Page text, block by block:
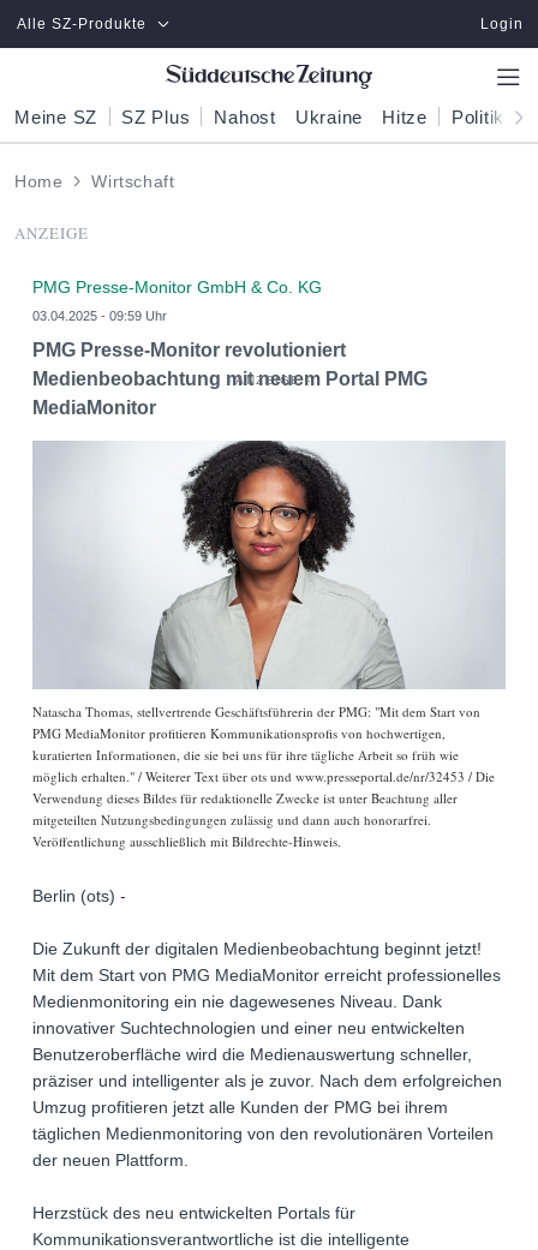
Zum Hauptinhalt springen
Alle SZ-Produkte Login
Meine SZ SZ Plus Nahost Ukraine Hitze Politik
Home Wirtschaft
ANZEIGE
PMG Presse-Monitor GmbH & Co. KG
03.04.2025 - 09:59 Uhr
PMG Presse-Monitor revolutioniert
Medienbeobachtung mit neuem Portal PMG
MediaMonitor
Natascha Thomas, stellvertrende Geschäftsführerin der PMG: "Mit dem Start von
PMG MediaMonitor profitieren Kommunikationsprofis von hochwertigen,
kuratierten Informationen, die sie bei uns für ihre tägliche Arbeit so früh wie
möglich erhalten." / Weiterer Text über ots und www.presseportal.de/nr/32453 / Die
Verwendung dieses Bildes für redaktionelle Zwecke ist unter Beachtung aller
mitgeteilten Nutzungsbedingungen zulässig und dann auch honorarfrei.
Veröffentlichung ausschließlich mit Bildrechte-Hinweis.
Berlin (ots) -
Die Zukunft der digitalen Medienbeobachtung beginnt jetzt!
Mit dem Start von PMG MediaMonitor erreicht professionelles
Medienmonitoring ein nie dagewesenes Niveau. Dank
innovativer Suchtechnologien und einer neu entwickelten
Benutzeroberfläche wird die Medienauswertung schneller,
präziser und intelligenter als je zuvor. Nach dem erfolgreichen
Umzug profitieren jetzt alle Kunden der PMG bei ihrem
täglichen Medienmonitoring von den revolutionären Vorteilen
der neuen Plattform.
Herzstück des neu entwickelten Portals für
Kommunikationsverantwortliche ist die intelligente